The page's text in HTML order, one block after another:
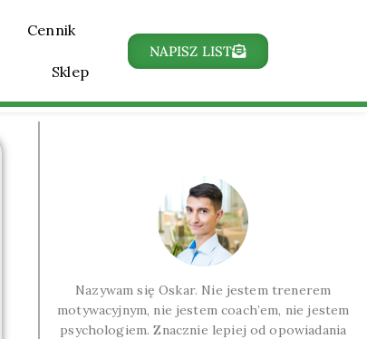
Cennik
Sklep
NAPISZ LIST
Nazywam się Oskar. Nie jestem trenerem
motywacyjnym, nie jestem coach’em, nie jestem
psychologiem. Znacznie lepiej od opowiadania